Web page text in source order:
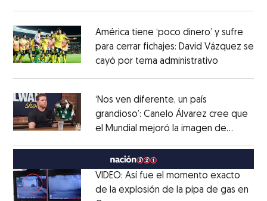
América tiene ‘poco dinero’ y sufre
para cerrar fichajes: David Vázquez se
cayó por tema administrativo
‘Nos ven diferente, un país
grandioso’: Canelo Álvarez cree que
el Mundial mejoró la imagen de
VIDEO: Así fue el momento exacto
de la explosión de la pipa de gas en